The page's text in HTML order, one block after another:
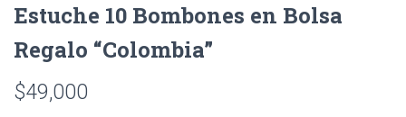
Estuche 10 Bombones en Bolsa
Regalo “Colombia”
$49,000